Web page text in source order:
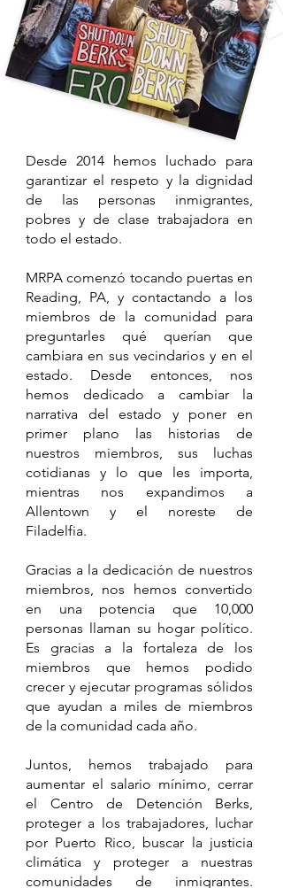
Desde 2014 hemos luchado para
garantizar el respeto y la dignidad
de las personas inmigrantes,
pobres y de clase trabajadora en
todo el estado.
MRPA comenzó tocando puertas en
Reading, PA, y contactando a los
miembros de la comunidad para
preguntarles qué querían que
cambiara en sus vecindarios y en el
estado. Desde entonces, nos
hemos dedicado a cambiar la
narrativa del estado y poner en
primer plano las historias de
nuestros miembros, sus luchas
cotidianas y lo que les importa,
mientras nos expandimos a
Allentown y el noreste de
Filadelfia.
Gracias a la dedicación de nuestros
miembros, nos hemos convertido
en una potencia que 10,000
personas llaman su hogar político.
Es gracias a la fortaleza de los
miembros que hemos podido
crecer y ejecutar programas sólidos
que ayudan a miles de miembros
de la comunidad cada año.
Juntos, hemos trabajado para
aumentar el salario mínimo, cerrar
el Centro de Detención Berks,
proteger a los trabajadores, luchar
por Puerto Rico, buscar la justicia
climática y proteger a nuestras
comunidades de inmigrantes.